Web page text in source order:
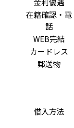
在籍確認・電
話
WEB完結
カードレス
郵送物
借入方法